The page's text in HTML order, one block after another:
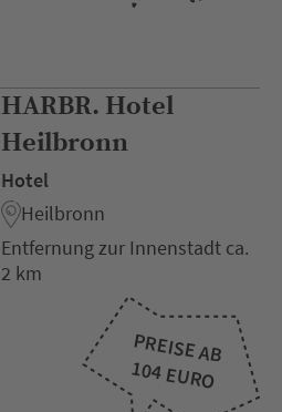
HARBR. Hotel
Heilbronn
Hotel
Heilbronn
Entfernung zur Innenstadt ca.
2 km
PREISE AB
104 EURO